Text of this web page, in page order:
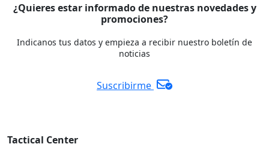
¿Quieres estar informado de nuestras novedades y
promociones?
Indicanos tus datos y empieza a recibir nuestro boletín de
noticias
Suscribirme
Tactical Center